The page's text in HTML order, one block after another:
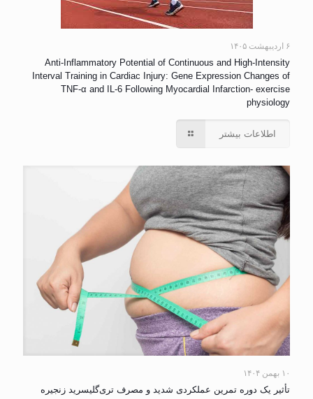
۶ اردیبهشت ۱۴۰۵
Anti-Inflammatory Potential of Continuous and High-Intensity
Interval Training in Cardiac Injury: Gene Expression Changes of
TNF-α and IL-6 Following Myocardial Infarction- exercise
physiology
اطلاعات بیشتر
۱۰ بهمن ۱۴۰۴
تأثیر یک دوره تمرین عملکردی شدید و مصرف تری‌گلیسرید زنجیره